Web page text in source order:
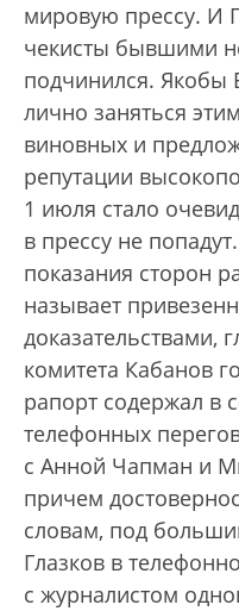
мировую прессу. И
чекисты бывшими
подчинился. Якобы
лично заняться
виновных и
репутации
1 июля стало
в прессу не
показания сторон
называет
доказательствами,
комитета Кабанов
рапорт содержал в
телефонных
с Анной Чапман и
причем
словам, под
Глазков в
с журналистом